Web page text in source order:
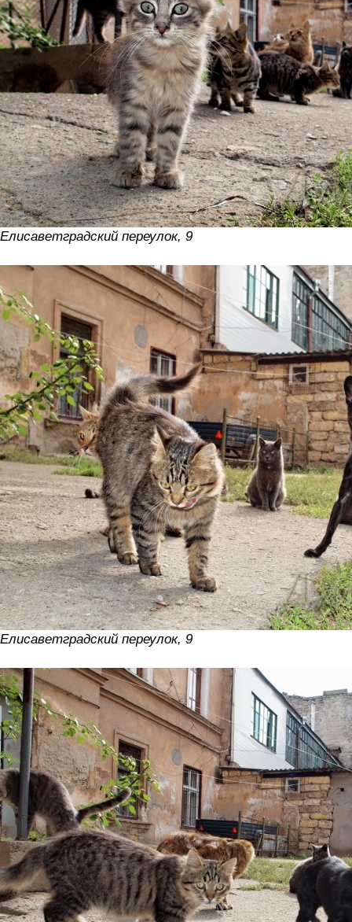
Елисаветградский переулок, 9
Елисаветградский переулок, 9